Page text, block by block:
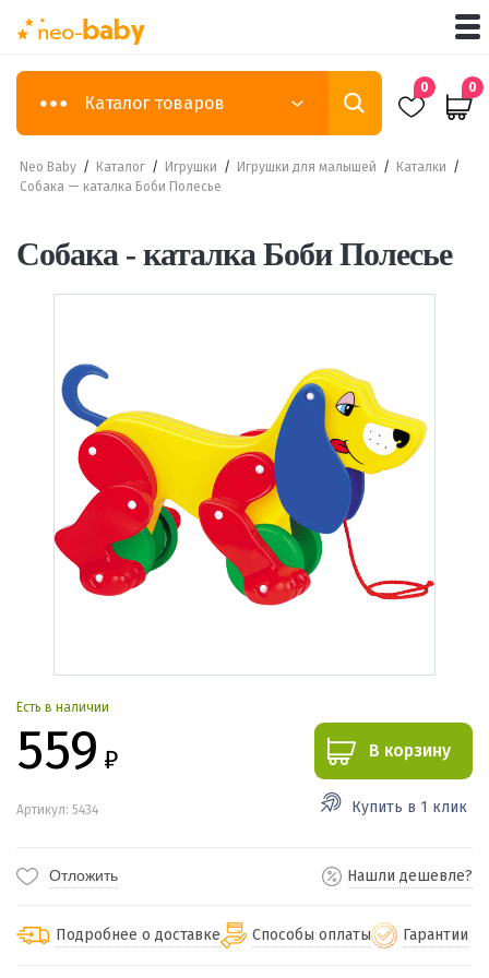
Каталог товаров
0 0
Neo Baby / Каталог / Игрушки / Игрушки для малышей / Каталки /
Собака — каталка Боби Полесье
Собака - каталка Боби Полесье
Есть в наличии
559 ₽
Артикул: 5434
В корзину
Купить в 1 клик
Отложить Нашли дешевле?
Подробнее о доставке Способы оплаты Гарантии